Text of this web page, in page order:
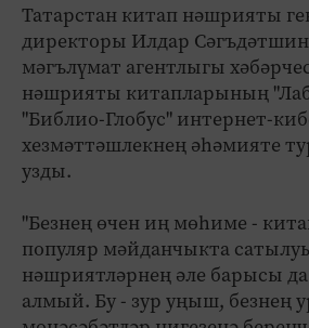
Татарстан китап нәшрияты
директоры Илдар
мәгълүмат агентлыгы
нәшрияты китапларының
"Библио-Глобус" интернет-
хезмәттәшлекнең әһәмияте
узды.
"Безнең өчен иң мөһиме -
популяр мәйданчыкта
нәшриятләрнең әле барысы
алмый. Бу - зур уңыш, безнең